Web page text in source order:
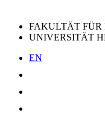
FAKULTÄT FÜR
UNIVERSITÄT
EN